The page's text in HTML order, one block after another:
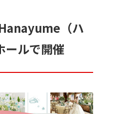
（ハ
ールで開催